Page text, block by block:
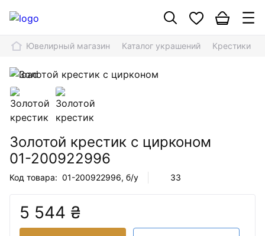
Ювелирный магазин Каталог украшений Крестики
Золотой крестик с цирконом
01-200922996
Код товара: 01-200922996, б/у 33
5 544 ₴